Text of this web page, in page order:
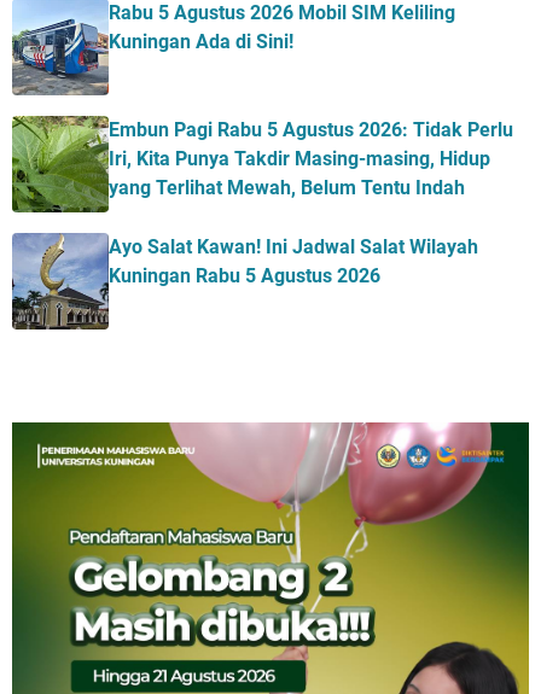
Rabu 5 Agustus 2026 Mobil SIM Keliling
Kuningan Ada di Sini!
Embun Pagi Rabu 5 Agustus 2026: Tidak Perlu
Iri, Kita Punya Takdir Masing-masing, Hidup
yang Terlihat Mewah, Belum Tentu Indah
Ayo Salat Kawan! Ini Jadwal Salat Wilayah
Kuningan Rabu 5 Agustus 2026